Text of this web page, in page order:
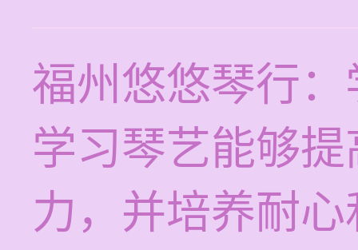
福州悠悠琴行
学习琴艺能够
力，并培养耐